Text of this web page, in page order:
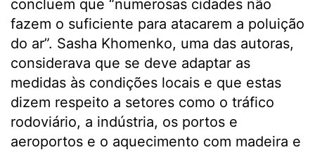
concluem que “numerosas cidades não
fazem o suficiente para atacarem a poluição
do ar”. Sasha Khomenko, uma das autoras,
considerava que se deve adaptar as
medidas às condições locais e que estas
dizem respeito a setores como o tráfico
rodoviário, a indústria, os portos e
aeroportos e o aquecimento com madeira e